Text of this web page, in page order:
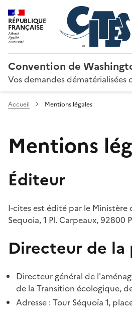
RÉPUBLIQUE
FRANÇAISE
Convention de
Vos demandes
Accueil Mentions légales
Mentions
Éditeur
I-cites est édité par le Ministère
Sequoia, 1 Pl. Carpeaux, 92800
Directeur de
Directeur général de
de la Transition écologique,
Adresse : Tour Séquoïa 1,